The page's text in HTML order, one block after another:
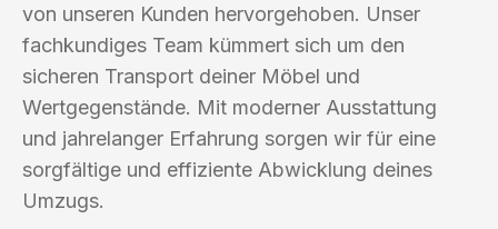
von unseren Kunden hervorgehoben. Unser
fachkundiges Team kümmert sich um den
sicheren Transport deiner Möbel und
Wertgegenstände. Mit moderner Ausstattung
und jahrelanger Erfahrung sorgen wir für eine
sorgfältige und effiziente Abwicklung deines
Umzugs.